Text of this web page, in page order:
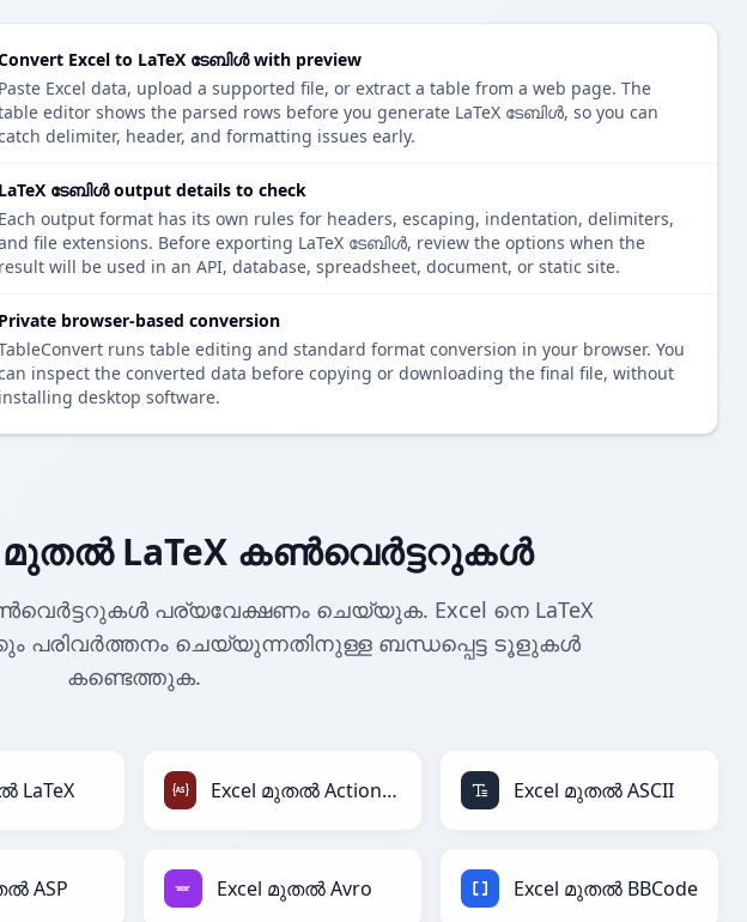
Excel to LaTeX ടേബിൾ with preview
Paste Excel data, upload a supported file, or extract a table from a web page. The
editor shows the parsed rows before you generate LaTeX ടേബിൾ, so you can
delimiter, header, and formatting issues early.
LaTeX ടേബിൾ output details to check
Each output format has its own rules for headers, escaping, indentation, delimiters,
file extensions. Before exporting LaTeX ടേബിൾ, review the options when the
result will be used in an API, database, spreadsheet, document, or static site.
Private browser-based conversion
runs table editing and standard format conversion in your browser. You
inspect the converted data before copying or downloading the final file, without
installing desktop software.
LaTeX കൺവെർട്ടറുകൾ
പര്യവേക്ഷണം ചെയ്യുക. Excel നെ LaTeX
പരിവർത്തനം ചെയ്യുന്നതിനുള്ള ബന്ധപ്പെട്ട ടൂളുകൾ
കണ്ടെത്തുക.
LaTeX Excel മുതൽ ActionScript Excel മുതൽ ASCII
ASP Excel മുതൽ Avro Excel മുതൽ BBCode